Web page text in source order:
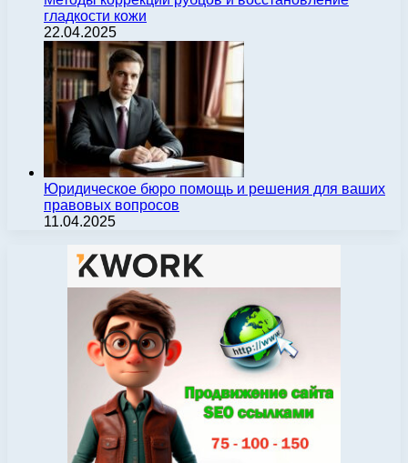
гладкости кожи
22.04.2025
Юридическое бюро помощь и решения для ваших
правовых вопросов
11.04.2025